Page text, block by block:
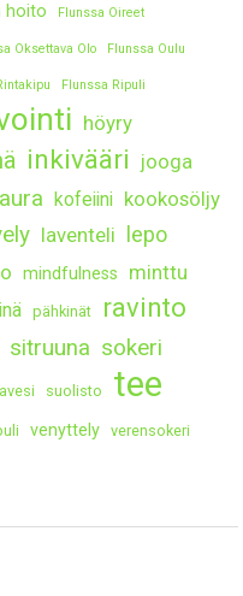
hoito Flunssa Oireet
Oksettava Olo Flunssa Oulu
Flunssa Ripuli
höyry
inkivääri jooga
kofeiini kookosöljy
laventeli lepo
mindfulness minttu
pähkinät ravinto
sitruuna sokeri
suolisto tee
venyttely
verensokeri